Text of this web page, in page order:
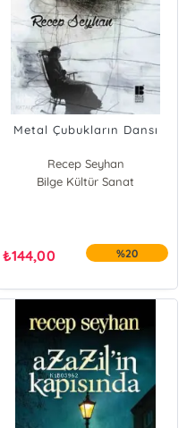
Metal Çubukların Dansı
Recep Seyhan
Bilge Kültür Sanat
₺144,00 %20